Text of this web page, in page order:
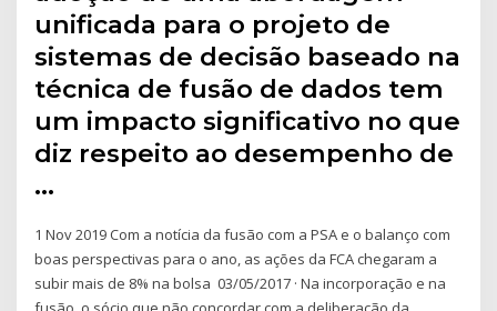
unificada para o projeto de
sistemas de decisão baseado na
técnica de fusão de dados tem
um impacto significativo no que
diz respeito ao desempenho de
…
1 Nov 2019 Com a notícia da fusão com a PSA e o balanço com
boas perspectivas para o ano, as ações da FCA chegaram a
subir mais de 8% na bolsa 03/05/2017 · Na incorporação e na